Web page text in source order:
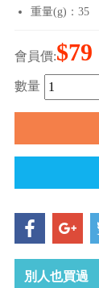
重量(g)：35
會員價:$79
數量
別人也買過